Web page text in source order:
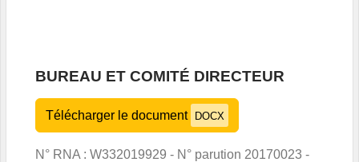
BUREAU ET COMITÉ DIRECTEUR
Télécharger le document DOCX
N° RNA : W332019929 - N° parution 20170023 -